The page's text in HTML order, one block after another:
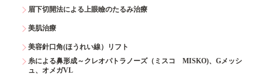
眉下切開法による上眼瞼のたるみ治療
美肌治療
美容針口角(ほうれい線）リフト
糸による鼻形成～クレオパトラノーズ（ミスコ MISKO)、Gメッシ
ュ、オメガVL